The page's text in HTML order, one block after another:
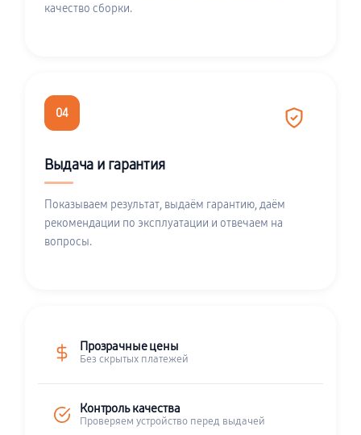
качество сборки.
04
Выдача и гарантия
Показываем результат, выдаём гарантию, даём
рекомендации по эксплуатации и отвечаем на
вопросы.
Прозрачные цены
Без скрытых платежей
Контроль качества
Проверяем устройство перед выдачей